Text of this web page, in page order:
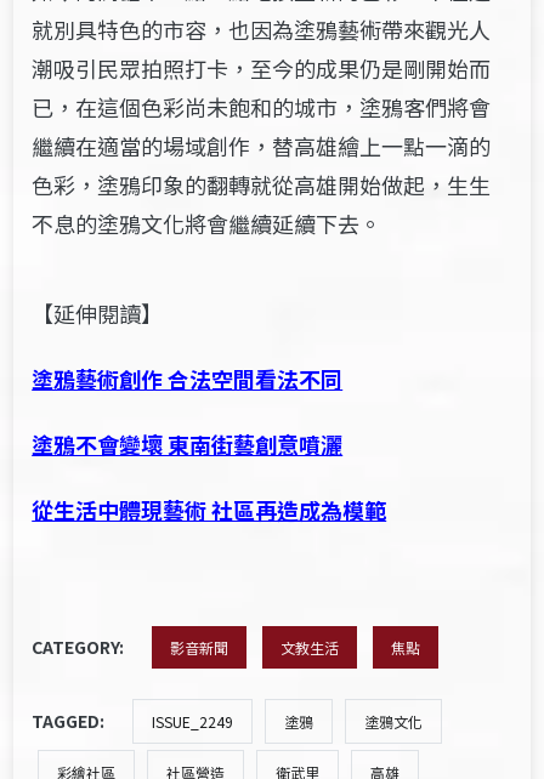
就別具特色的市容，也因為塗鴉藝術帶來觀光人
潮吸引民眾拍照打卡，至今的成果仍是剛開始而
已，在這個色彩尚未飽和的城市，塗鴉客們將會
繼續在適當的場域創作，替高雄繪上一點一滴的
色彩，塗鴉印象的翻轉就從高雄開始做起，生生
不息的塗鴉文化將會繼續延續下去。
【延伸閱讀】
塗鴉藝術創作 合法空間看法不同
塗鴉不會變壞 東南街藝創意噴灑
從生活中體現藝術 社區再造成為模範
CATEGORY: 影音新聞 文教生活 焦點
TAGGED: ISSUE_2249 塗鴉 塗鴉文化
彩繪社區 社區營造 衛武里 高雄